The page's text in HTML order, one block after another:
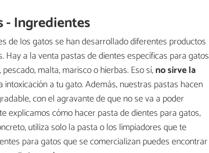
- Ingredientes
de los gatos se han desarrollado diferentes productos
a la venta pastas de dientes específicas para gatos
malta, marisco o hierbas. Eso sí,no sirve la
intoxicación a tu gato. Además, nuestras pastas hacen
con el agravante de que no se va a poder
explicamos cómo hacer pasta de dientes para gatos,
utiliza solo la pasta o los limpiadores que te
para gatos que se comercializan puedes encontrar